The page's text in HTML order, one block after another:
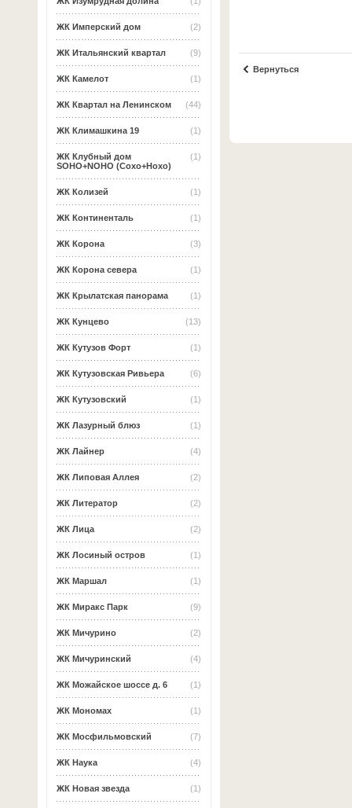
(2)
ЖК Имперский дом
(9)
ЖК Итальянский квартал
(1)
ЖК Камелот
(44)
ЖК Квартал на Ленинском
(1)
ЖК Климашкина 19
(1)
ЖК Клубный дом
SOHO+NOHO (Сохо+Нохо)
(1)
ЖК Колизей
(1)
ЖК Континенталь
(3)
ЖК Корона
(1)
ЖК Корона севера
(1)
ЖК Крылатская панорама
(13)
ЖК Кунцево
(1)
ЖК Кутузов Форт
(6)
ЖК Кутузовская Ривьера
(1)
ЖК Кутузовский
(1)
ЖК Лазурный блюз
(4)
ЖК Лайнер
(2)
ЖК Липовая Аллея
(2)
ЖК Литератор
(2)
ЖК Лица
(1)
ЖК Лосиный остров
(1)
ЖК Маршал
(9)
ЖК Миракс Парк
(2)
ЖК Мичурино
(4)
ЖК Мичуринский
(1)
ЖК Можайское шоссе д. 6
(1)
ЖК Мономах
(7)
ЖК Мосфильмовский
(4)
ЖК Наука
(1)
ЖК Новая звезда
Вернуться